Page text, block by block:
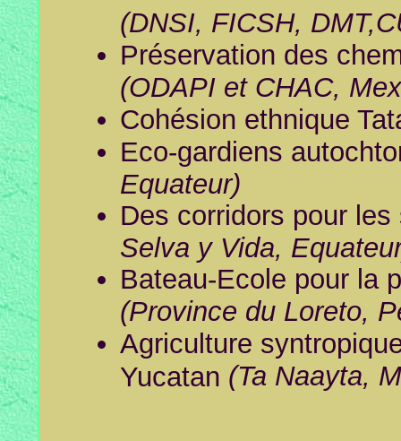
(DNSI, FICSH,
Préservation des
(ODAPI et CHAC,
Cohésion ethnique
Eco-gardiens
Equateur)
Des corridors pour
Selva y Vida,
Bateau-Ecole pour la
(Province du Loreto,
Agriculture
Yucatan (Ta Naayta,